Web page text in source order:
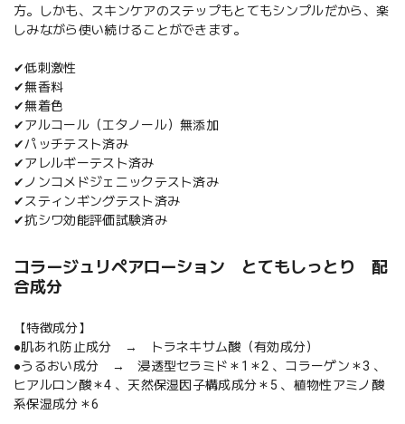
方。しかも、スキンケアのステップもとてもシンプルだから、楽
しみながら使い続けることができます。
✔低刺激性
✔無香料
✔無着色
✔アルコール（エタノール）無添加
✔パッチテスト済み
✔アレルギーテスト済み
✔ノンコメドジェニックテスト済み
✔スティンギングテスト済み
✔抗シワ効能評価試験済み
コラージュリペアローション とてもしっとり 配
合成分
【特徴成分】
●肌あれ防止成分 → トラネキサム酸（有効成分）
●うるおい成分 → 浸透型セラミド＊1＊2 、コラーゲン＊3 、
ヒアルロン酸＊4 、天然保湿因子構成成分＊5 、植物性アミノ酸
系保湿成分＊6